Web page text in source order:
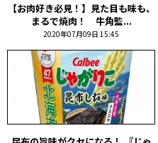
【お肉好き必見！】見た目も味も、
まるで焼肉！ 牛角監...
2020年07月09日 15:45